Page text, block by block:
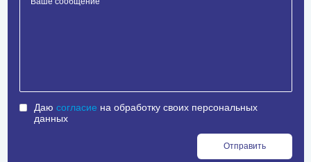
Даю согласие на обработку своих персональных
данных
Отправить